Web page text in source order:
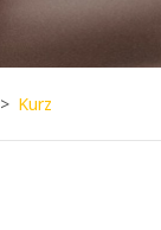
Kurz